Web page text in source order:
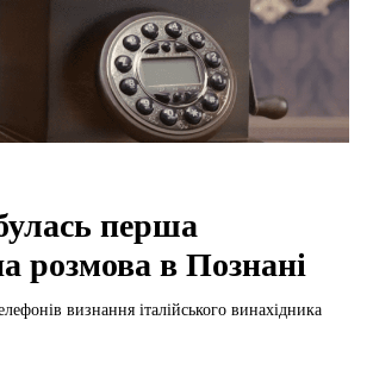
перша
розмова в Познані
визнання італійського винахідника